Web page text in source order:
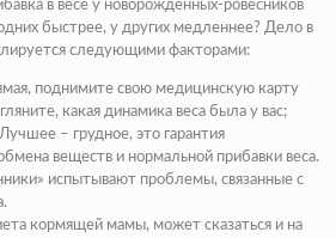
в весе у новорожденных-ровесников
быстрее, у других медленнее? Дело в
следующими факторами:
поднимите свою медицинскую карту
какая динамика веса была у вас;
– грудное, это гарантия
веществ и нормальной прибавки веса.
испытывают проблемы, связанные с
кормящей мамы, может сказаться и на